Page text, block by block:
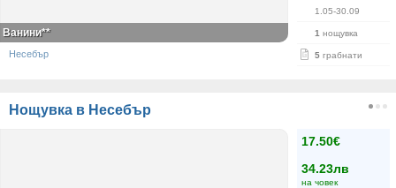
1.05-30.09
1 нощувка
5 грабнати
Ванини**
Несебър
Нощувка в Несебър
17.50€
34.23лв
на човек